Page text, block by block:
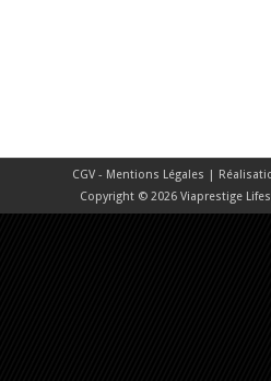
CGV - Mentions Légales |
Copyright © 2026 Viaprestige